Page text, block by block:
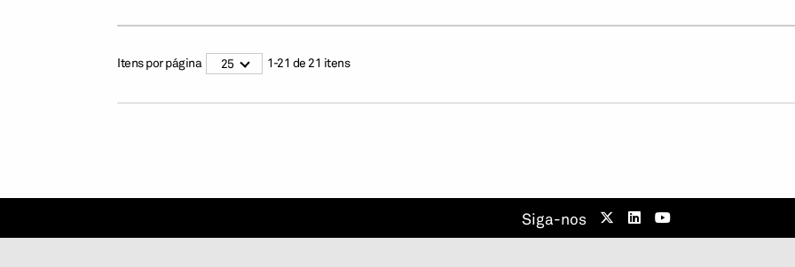
Itens por página 25 1-21 de 21 itens
Siga-nos